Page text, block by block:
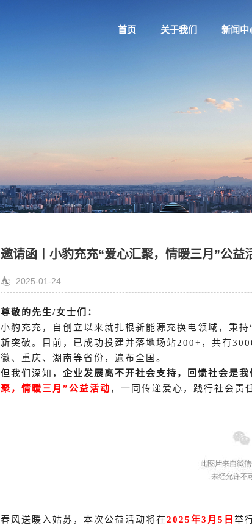
首页 关于我们 新闻中
邀请函丨小豹充充“爱心汇聚，情暖三月”公益
2025-01-24
尊敬的先生/女士们：
小豹充充，自创立以来就扎根新能源充换电领域，秉
新突破。
目前，已成功投建并落地场站200+，共有
徽、重庆、湖南等省份，遍布全国。
但我们深知， 企业发展离不开社会支持，回馈社会是我
聚，情暖三月”公益活动 ，一同传递爱心，践行社会责
春风送暖入姑苏，本次公益活动将在2025年3月5日 举